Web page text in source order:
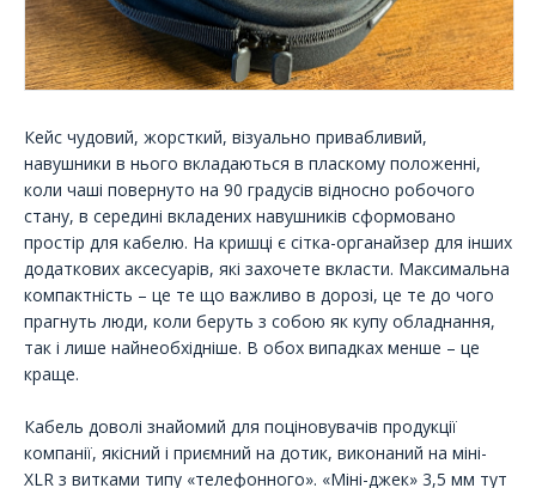
Кейс чудовий, жорсткий, візуально привабливий,
навушники в нього вкладаються в пласкому положенні,
коли чаші повернуто на 90 градусів відносно робочого
стану, в середині вкладених навушників сформовано
простір для кабелю. На кришці є сітка-органайзер для інших
додаткових аксесуарів, які захочете вкласти. Максимальна
компактність – це те що важливо в дорозі, це те до чого
прагнуть люди, коли беруть з собою як купу обладнання,
так і лише найнеобхідніше. В обох випадках менше – це
краще.
Кабель доволі знайомий для поціновувачів продукції
компанії, якісний і приємний на дотик, виконаний на міні-
XLR з витками типу «телефонного». «Міні-джек» 3,5 мм тут